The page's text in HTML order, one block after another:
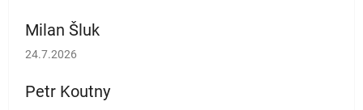
Milan Šluk
Hodnocení obchodu je 5 z 5 hvězdiček.
24.7.2026
Petr Koutny